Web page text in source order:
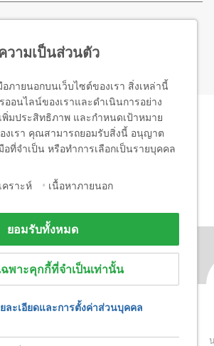
ประกาศทางกฎหมาย
วามเป็นส่วนตัว
อภายนอกบนเว็บไซต์ของเรา สิ่งเหล่านี้
ออนไลน์ของเราและดำเนินการอย่าง
มประสิทธิภาพ และกำหนดเป้าหมาย
งเรา คุณสามารถยอมรับสิ่งนี้ อนุญาต
อที่จำเป็น หรือทำการเลือกเป็นรายบุคคล
คราะห์ • เนื้อหาภายนอก
ยอมรับทั้งหมด
พาะคุกกี้ที่จำเป็นเท่านั้น
ละเอียดและการตั้งค่าส่วนบุคคล